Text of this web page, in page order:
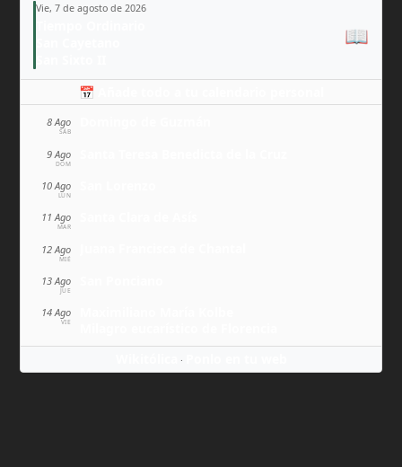
Vie, 7 de agosto de 2026
📖
📅 Añade todo a tu calendario personal
8 Ago
SÁB
9 Ago
DOM
10 Ago
LUN
11 Ago
MAR
12 Ago
MIÉ
13 Ago
JUE
14 Ago
VIE
·